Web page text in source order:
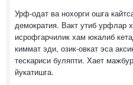
Урф-одат ва нохорги ошга
демократия. Вакт утиб урфлар
исрофгарчилик хам юкалиб
киммат эди, озик-овкат эса
тескариси буляпти. Хает
йукатишга.